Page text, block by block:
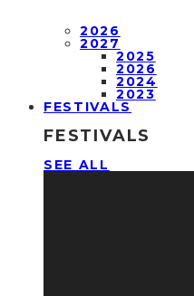
2026
2027
2025
2026
2024
2023
FESTIVALS
FESTIVALS
SEE ALL